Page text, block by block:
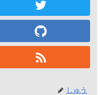
しゅう